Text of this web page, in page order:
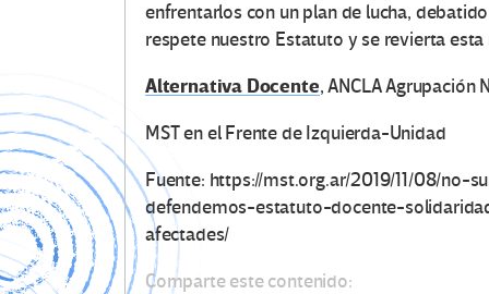
enfrentarlos con un plan de lucha,
respete nuestro Estatuto y se revierta esta
Alternativa Docente, ANCLA Agrupación
MST en el Frente de Izquierda-Unidad
Fuente: https://mst.org.ar/2019/11/08/
defendemos-estatuto-docente-
afectades/
Comparte este contenido: